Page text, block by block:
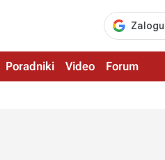
Poradniki Video Forum